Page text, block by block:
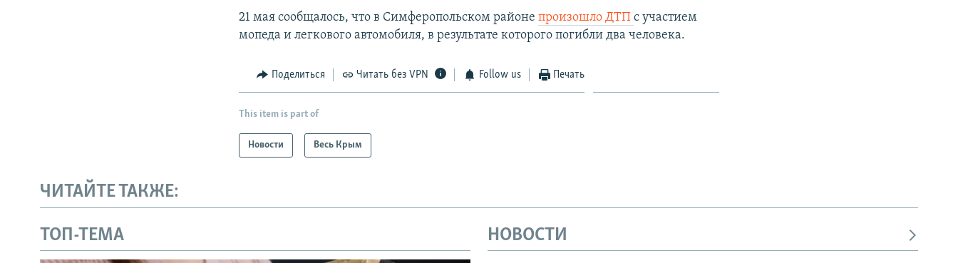
21 мая сообщалось, что в Симферопольском районепроизошло ДТПс участием
мопеда и легкового автомобиля, в результате которого погибли два человека.
Поделиться Читать без VPN Follow us Печать
This item is part of
Новости Весь Крым
ЧИТАЙТЕ ТАКЖЕ:
ТОП-ТЕМА НОВОСТИ